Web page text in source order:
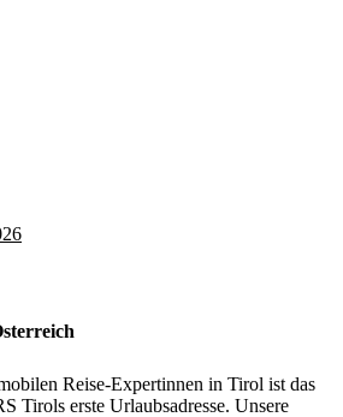
Reise-Expertinnen in Tirol ist das
Tirols erste Urlaubsadresse. Unsere